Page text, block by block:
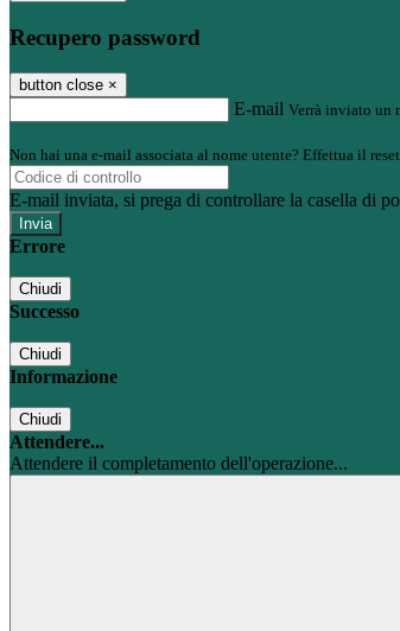
Recupero password
button close ×
E-mail Verrà inviato un
Non hai una e-mail associata al nome utente? Effettua il
E-mail inviata, si prega di controllare la casella di
Errore
Chiudi
Successo
Chiudi
Informazione
Chiudi
Attendere...
Attendere il completamento dell'operazione...